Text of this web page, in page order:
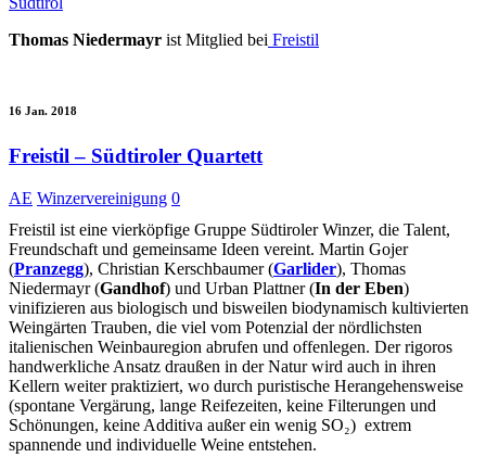
Thomas Niedermayr ist Mitglied bei Freistil
16 Jan. 2018
Freistil – Südtiroler Quartett
AE Winzervereinigung 0
Freistil ist eine vierköpfige Gruppe Südtiroler Winzer, die Talent,
Freundschaft und gemeinsame Ideen vereint. Martin Gojer
(Pranzegg), Christian Kerschbaumer (Garlider), Thomas
Niedermayr (Gandhof) und Urban Plattner (In der Eben)
vinifizieren aus biologisch und bisweilen biodynamisch kultivierten
Weingärten Trauben, die viel vom Potenzial der nördlichsten
italienischen Weinbauregion abrufen und offenlegen. Der rigoros
handwerkliche Ansatz draußen in der Natur wird auch in ihren
Kellern weiter praktiziert, wo durch puristische Herangehensweise
(spontane Vergärung, lange Reifezeiten, keine Filterungen und
Schönungen, keine Additiva außer ein wenig SO₂) extrem
spannende und individuelle Weine entstehen.